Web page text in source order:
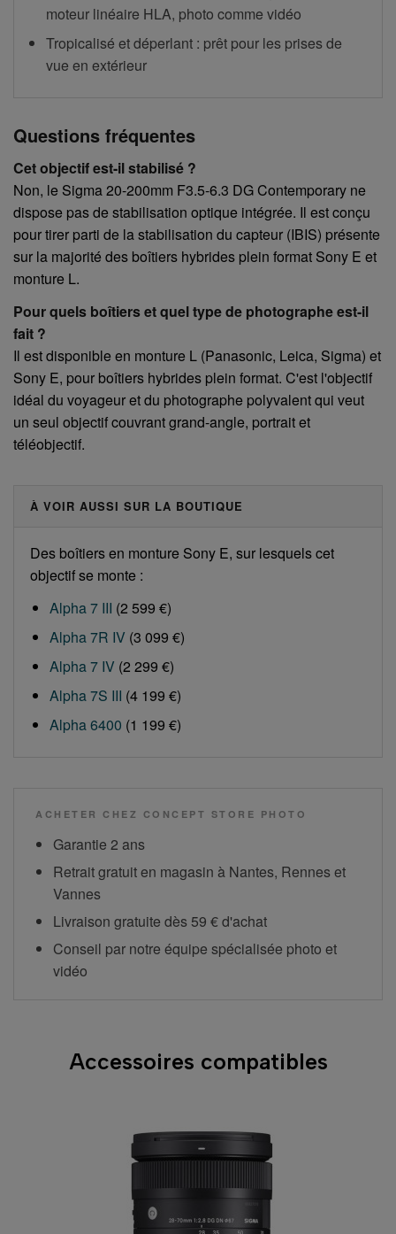
moteur linéaire HLA, photo comme vidéo
Tropicalisé et déperlant : prêt pour les prises de
vue en extérieur
Questions fréquentes
Cet objectif est-il stabilisé ?
Non, le Sigma 20-200mm F3.5-6.3 DG Contemporary ne
dispose pas de stabilisation optique intégrée. Il est conçu
pour tirer parti de la stabilisation du capteur (IBIS) présente
sur la majorité des boîtiers hybrides plein format Sony E et
monture L.
Pour quels boîtiers et quel type de photographe est-il
fait ?
Il est disponible en monture L (Panasonic, Leica, Sigma) et
Sony E, pour boîtiers hybrides plein format. C'est l'objectif
idéal du voyageur et du photographe polyvalent qui veut
un seul objectif couvrant grand-angle, portrait et
téléobjectif.
À VOIR AUSSI SUR LA BOUTIQUE
Des boîtiers en monture Sony E, sur lesquels cet
objectif se monte :
Alpha 7 III (2 599 €)
Alpha 7R IV (3 099 €)
Alpha 7 IV (2 299 €)
Alpha 7S III (4 199 €)
Alpha 6400 (1 199 €)
ACHETER CHEZ CONCEPT STORE PHOTO
Garantie 2 ans
Retrait gratuit en magasin à Nantes, Rennes et
Vannes
Livraison gratuite dès 59 € d'achat
Conseil par notre équipe spécialisée photo et
vidéo
Accessoires compatibles